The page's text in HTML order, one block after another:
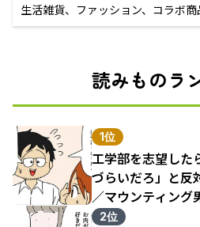
生活雑貨、ファッション、コラボ
えるECサイト
読みものラ
1位
工学部を志望した
づらいだろ」と反
／マウンティング
結果（1）
2位